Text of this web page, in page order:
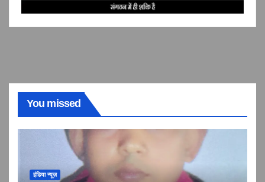
You missed
इंडिया न्यूज़